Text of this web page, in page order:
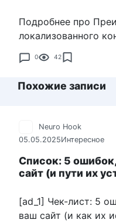
Подробнее про
локализованного
0 42
Похожие записи
Neuro Hook
05.05.2025Интересное
Список: 5
сайт (и пути их
[ad_1] Чек-лист: 5
ваш сайт (и как их